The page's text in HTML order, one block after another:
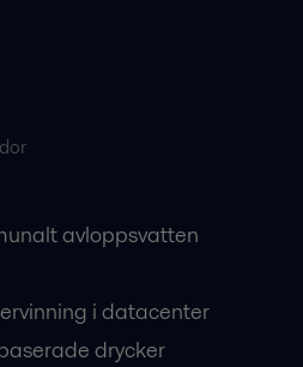
avloppsvatten
i datacenter
drycker